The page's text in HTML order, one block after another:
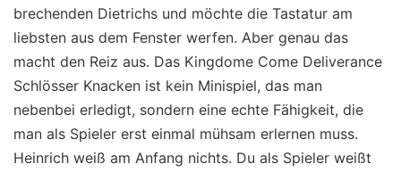
brechenden Dietrichs und möchte die Tastatur am
liebsten aus dem Fenster werfen. Aber genau das
macht den Reiz aus. Das Kingdome Come Deliverance
Schlösser Knacken ist kein Minispiel, das man
nebenbei erledigt, sondern eine echte Fähigkeit, die
man als Spieler erst einmal mühsam erlernen muss.
Heinrich weiß am Anfang nichts. Du als Spieler weißt